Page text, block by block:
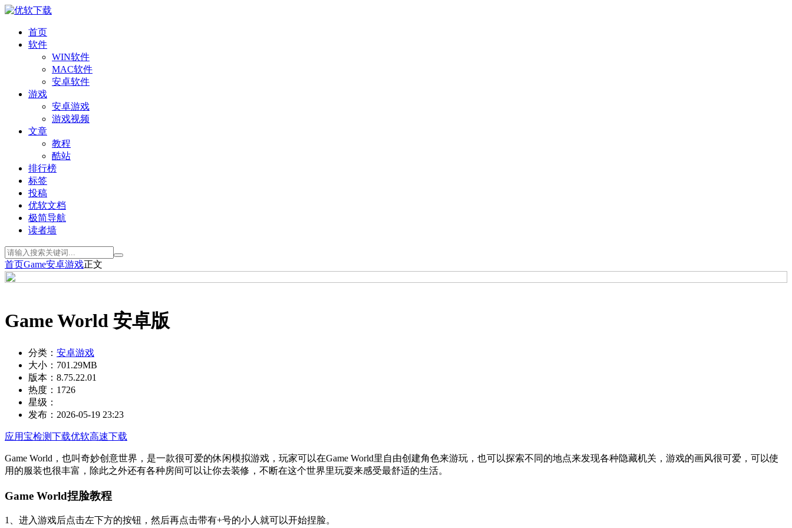
首页
软件
WIN软件
MAC软件
安卓软件
游戏
安卓游戏
游戏视频
文章
教程
酷站
排行榜
标签
投稿
优软文档
极简导航
读者墙
首页Game安卓游戏正文
Game World 安卓版
分类： 安卓游戏
大小： 701.29MB
版本： 8.75.22.01
热度： 1726
星级：
发布： 2026-05-19 23:23
应用宝检测下载优软高速下载
Game World，也叫奇妙创意世界，是一款很可爱的休闲模拟游戏，玩家可以在Game World里自由创建角色来游玩，也可以探索不同的地点来发现各种隐藏机关，游戏的画风很可爱，可以使
用的服装也很丰富，除此之外还有各种房间可以让你去装修，不断在这个世界里玩耍来感受最舒适的生活。
Game World捏脸教程
1、进入游戏后点击左下方的按钮，然后再点击带有+号的小人就可以开始捏脸。